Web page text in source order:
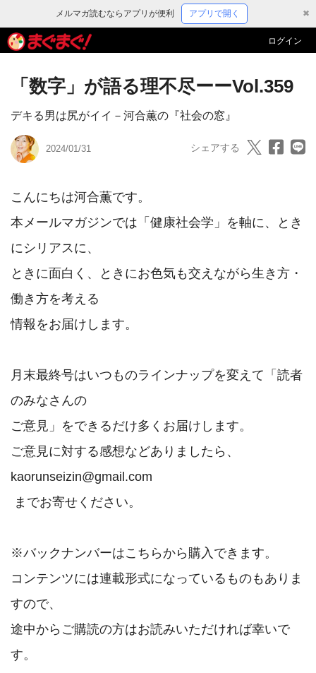
メルマガ読むならアプリが便利 アプリで開く ✖
ログイン
「数字」が語る理不尽ーーVol.359
デキる男は尻がイイ－河合薫の『社会の窓』
2024/01/31 シェアする
こんにちは河合薫です。
本メールマガジンでは「健康社会学」を軸に、とき
にシリアスに、
ときに面白く、ときにお色気も交えながら生き方・
働き方を考える
情報をお届けします。
月末最終号はいつものラインナップを変えて「読者
のみなさんの
ご意見」をできるだけ多くお届けします。
ご意見に対する感想などありましたら、
kaorunseizin@gmail.com
※バックナンバーはこちらから購入できます。
コンテンツには連載形式になっているものもありま
すので、
途中からご購読の方はお読みいただければ幸いで